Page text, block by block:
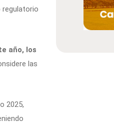
regulatorio
año, los
las
2025,